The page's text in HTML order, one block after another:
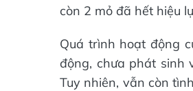
còn 2 mỏ đã hết hiệu
Quá trình hoạt động
động, chưa phát sinh
Tuy nhiên, vẫn còn